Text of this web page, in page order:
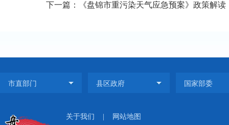
下一篇：《盘锦市重污染天气应急预案》政策解读
关于我们 网站地图